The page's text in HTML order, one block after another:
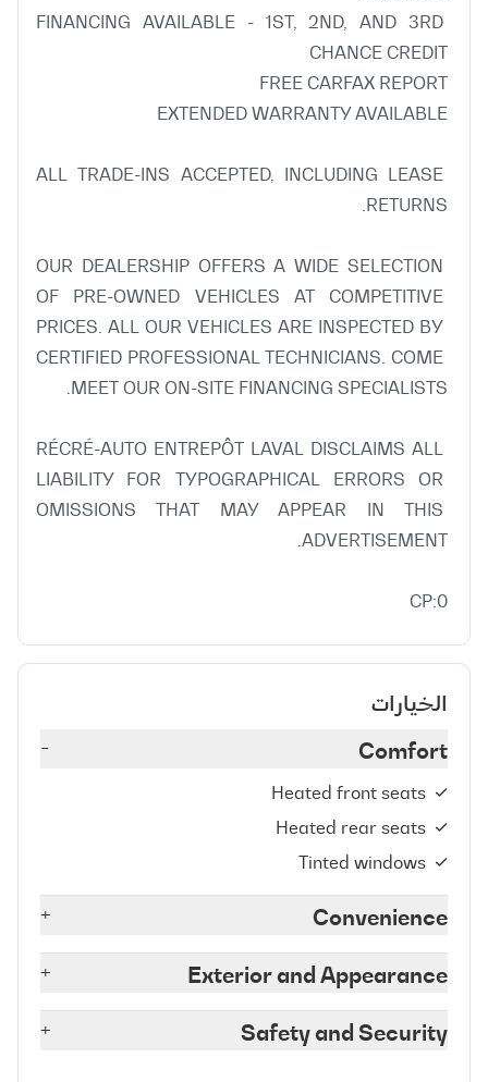
FINANCING AVAILABLE - 1ST, 2ND, AND 3RD
ALL TRADE-INS ACCEPTED, INCLUDING LEASE
OUR DEALERSHIP OFFERS A WIDE SELECTION
OF PRE-OWNED VEHICLES AT COMPETITIVE
PRICES. ALL OUR VEHICLES ARE INSPECTED BY
CERTIFIED PROFESSIONAL TECHNICIANS. COME
RÉCRÉ-AUTO ENTREPÔT LAVAL DISCLAIMS ALL
LIABILITY FOR TYPOGRAPHICAL ERRORS OR
OMISSIONS THAT MAY APPEAR IN THIS
CP:0
الخيارات
Comfort
-
Heated front seats
Heated rear seats
Tinted windows
Convenience
+
Exterior and Appearance
+
Safety and Security
+